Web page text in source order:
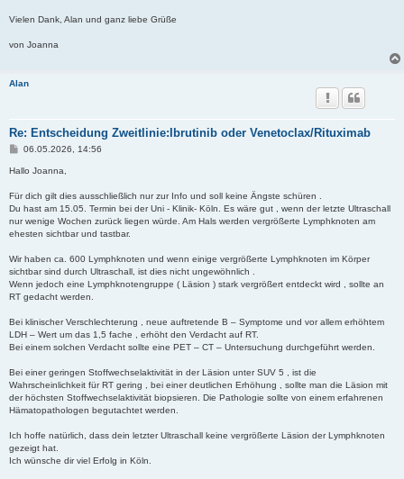
Vielen Dank, Alan und ganz liebe Grüße
von Joanna
Alan
Re: Entscheidung Zweitlinie:Ibrutinib oder Venetoclax/Rituximab
B
i
a
g
06.05.2026, 14:56
Hallo Joanna,
Für dich gilt dies ausschließlich nur zur Info und soll keine Ängste schüren .
Du hast am 15.05. Termin bei der Uni - Klinik- Köln. Es wäre gut , wenn der letzte Ultraschall
nur wenige Wochen zurück liegen würde. Am Hals werden vergrößerte Lymphknoten am
ehesten sichtbar und tastbar.
Wir haben ca. 600 Lymphknoten und wenn einige vergrößerte Lymphknoten im Körper
sichtbar sind durch Ultraschall, ist dies nicht ungewöhnlich .
Wenn jedoch eine Lymphknotengruppe ( Läsion ) stark vergrößert entdeckt wird , sollte an
RT gedacht werden.
Bei klinischer Verschlechterung , neue auftretende B – Symptome und vor allem erhöhtem
LDH – Wert um das 1,5 fache , erhöht den Verdacht auf RT.
Bei einem solchen Verdacht sollte eine PET – CT – Untersuchung durchgeführt werden.
Bei einer geringen Stoffwechselaktivität in der Läsion unter SUV 5 , ist die
Wahrscheinlichkeit für RT gering , bei einer deutlichen Erhöhung , sollte man die Läsion mit
der höchsten Stoffwechselaktivität biopsieren. Die Pathologie sollte von einem erfahrenen
Hämatopathologen begutachtet werden.
Ich hoffe natürlich, dass dein letzter Ultraschall keine vergrößerte Läsion der Lymphknoten
gezeigt hat.
Ich wünsche dir viel Erfolg in Köln.